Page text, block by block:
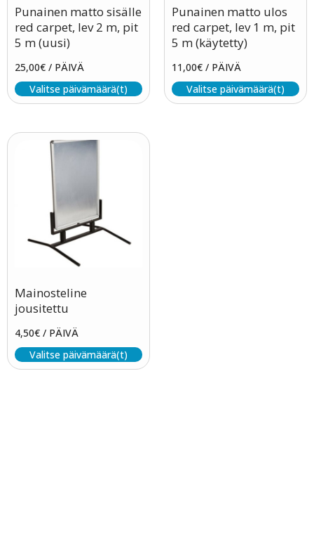
Punainen matto sisälle
red carpet, lev 2 m, pit
5 m (uusi)
25,00€ / PÄIVÄ
Valitse päivämäärä(t)
Punainen matto ulos
red carpet, lev 1 m, pit
5 m (käytetty)
11,00€ / PÄIVÄ
Valitse päivämäärä(t)
Mainosteline
jousitettu
4,50€ / PÄIVÄ
Valitse päivämäärä(t)